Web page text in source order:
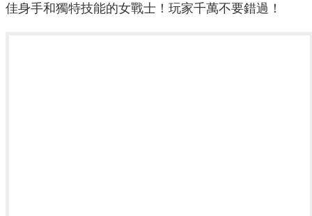
佳身手和獨特技能的女戰士！玩家千萬不要錯過！